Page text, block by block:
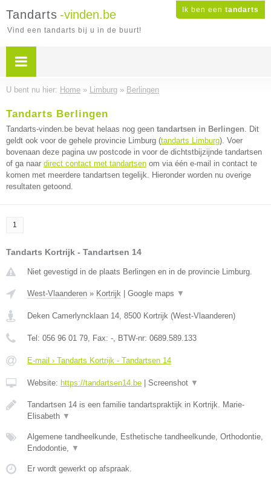
Ik ben een tandarts
Tandarts -vinden.be
Vind een tandarts bij u in de buurt!
U bent nu hier: Home » Limburg » Berlingen
Tandarts Berlingen
Tandarts-vinden.be bevat helaas nog geen tandartsen in Berlingen. Dit
geldt ook voor de gehele provincie Limburg (tandarts Limburg). Voer
bovenaan deze pagina uw postcode in voor de dichtstbijzijnde tandartsen
of ga naar direct contact met tandartsen om via één e-mail in contact te
komen met meerdere tandartsen tegelijk. Hieronder worden nu overige
resultaten getoond.
1
Tandarts Kortrijk - Tandartsen 14
Niet gevestigd in de plaats Berlingen en in de provincie Limburg.
West-Vlaanderen » Kortrijk Google maps ▼
Deken Camerlyncklaan 14, 8500 Kortrijk (West-Vlaanderen)
Tel: 056 96 01 79, Fax: -, BTW-nr: 0689.589.133
E-mail › Tandarts Kortrijk - Tandartsen 14
Website: https://tandartsen14.be Screenshot ▼
Tandartsen 14 is een familie tandartspraktijk in Kortrijk. Marie-
Elisabeth ▼
Algemene tandheelkunde, Esthetische tandheelkunde, Orthodontie,
Endodontie, ▼
Er wordt gewerkt op afspraak.